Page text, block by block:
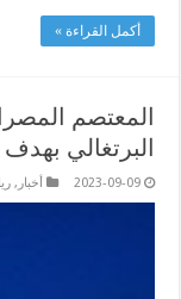
أكمل القراءة »
المعتصم
البرتغالي
2023-09-09 أخبار ,